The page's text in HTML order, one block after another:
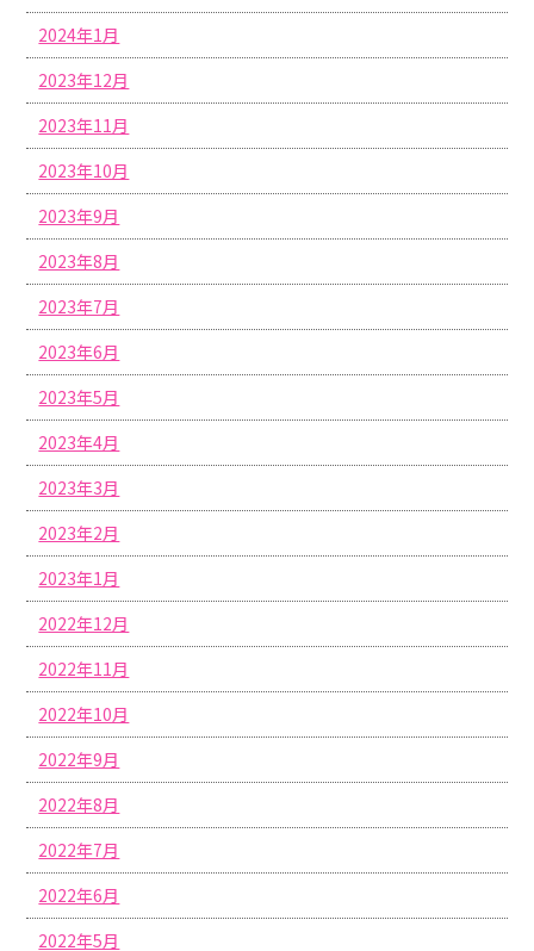
2024年1月
2023年12月
2023年11月
2023年10月
2023年9月
2023年8月
2023年7月
2023年6月
2023年5月
2023年4月
2023年3月
2023年2月
2023年1月
2022年12月
2022年11月
2022年10月
2022年9月
2022年8月
2022年7月
2022年6月
2022年5月